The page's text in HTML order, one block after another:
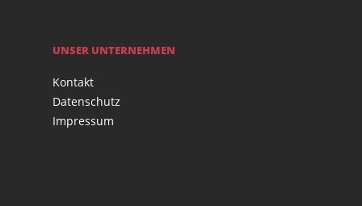
UNSER UNTERNEHMEN
Kontakt
Datenschutz
Impressum